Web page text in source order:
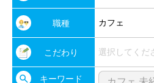
職種 カフェ
こだわり 選択してくだ
キーワード